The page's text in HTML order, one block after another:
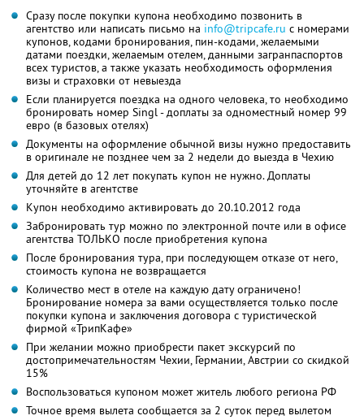
Сразу после покупки купона необходимо позвонить в
агентство или написать письмо на info@tripcafe.ru с номерами
купонов, кодами бронирования, пин-кодами, желаемыми
датами поездки, желаемым отелем, данными загранпаспортов
всех туристов, а также указать необходимость оформления
визы и страховки от невыезда
Если планируется поездка на одного человека, то необходимо
бронировать номер Singl - доплаты за одноместный номер 99
евро (в базовых отелях)
Документы на оформление обычной визы нужно предоставить
в оригинале не позднее чем за 2 недели до выезда в Чехию
Для детей до 12 лет покупать купон не нужно. Доплаты
уточняйте в агентстве
Купон необходимо активировать до 20.10.2012 года
Забронировать тур можно по электронной почте или в офисе
агентства ТОЛЬКО после приобретения купона
После бронирования тура, при последующем отказе от него,
стоимость купона не возвращается
Количество мест в отеле на каждую дату ограничено!
Бронирование номера за вами осуществляется только после
покупки купона и заключения договора с туристической
фирмой «ТрипКафе»
При желании можно приобрести пакет экскурсий по
достопримечательностям Чехии, Германии, Австрии со скидкой
15%
Воспользоваться купоном может житель любого региона РФ
Точное время вылета сообщается за 2 суток перед вылетом